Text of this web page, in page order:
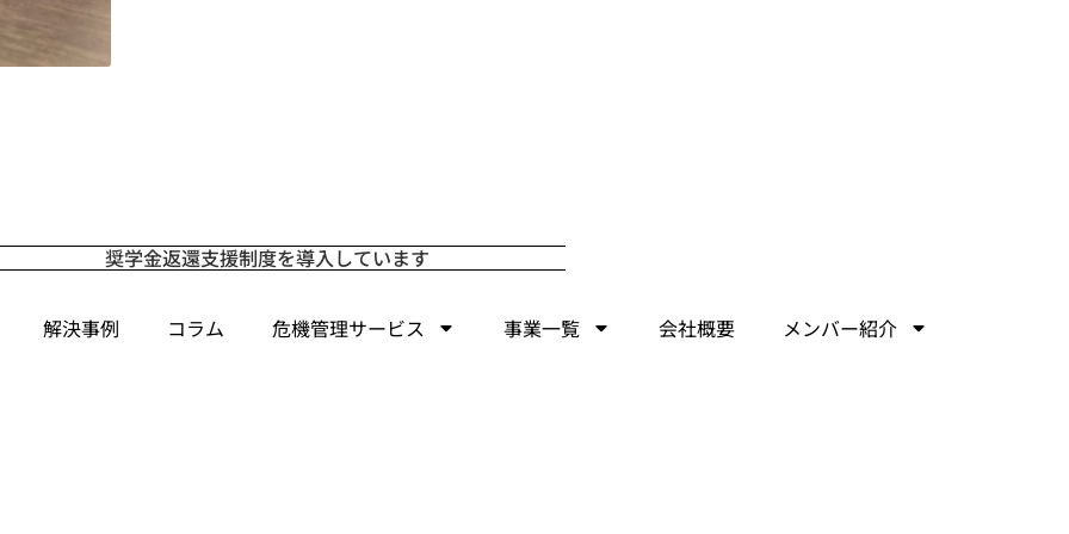
奨学金返還支援制度を導入しています
解決事例 コラム 危機管理サービス 事業一覧 会社概要
メンバー紹介